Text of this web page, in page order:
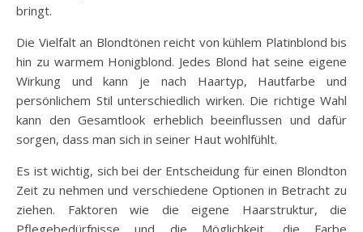
bringt.
Die Vielfalt an Blondtönen reicht von kühlem Platinblond bis
hin zu warmem Honigblond. Jedes Blond hat seine eigene
Wirkung und kann je nach Haartyp, Hautfarbe und
persönlichem Stil unterschiedlich wirken. Die richtige Wahl
kann den Gesamtlook erheblich beeinflussen und dafür
sorgen, dass man sich in seiner Haut wohlfühlt.
Es ist wichtig, sich bei der Entscheidung für einen Blondton
Zeit zu nehmen und verschiedene Optionen in Betracht zu
ziehen. Faktoren wie die eigene Haarstruktur, die
Pflegebedürfnisse und die Möglichkeit, die Farbe